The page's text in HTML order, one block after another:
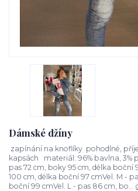
Dámské džíny
zapínání na knoflíky pohodlné,
kapsách materiál: 96% bavlna, 3%
pas 72 cm, boky 95 cm, délka boční
100 cm, délka boční 97 cmVel. M -
boční 99 cmVel. L - pas 86 cm, bo...